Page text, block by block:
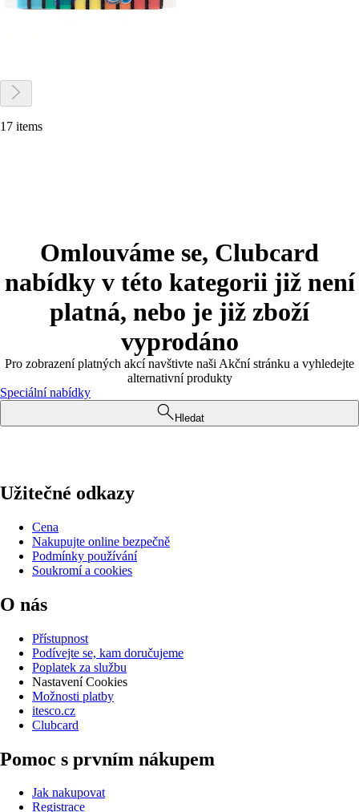
17 items
Omlouváme se, Clubcard
nabídky v této kategorii již není
platná, nebo je již zboží
vyprodáno
Pro zobrazení platných akcí navštivte naši Akční stránku a vyhledejte
alternativní produkty
Speciální nabídky
Hledat
Užitečné odkazy
Cena
Nakupujte online bezpečně
Podmínky používání
Soukromí a cookies
O nás
Přístupnost
Podívejte se, kam doručujeme
Poplatek za službu
Nastavení Cookies
Možnosti platby
itesco.cz
Clubcard
Pomoc s prvním nákupem
Jak nakupovat
Registrace